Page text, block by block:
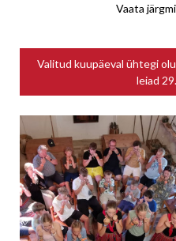
Vaata
Valitud kuupäeval ühtegi
leiad